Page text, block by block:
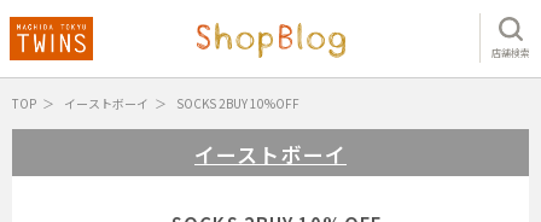
店舗検索
TOP イーストボーイ SOCKS 2BUY 10%OFF
イーストボーイ